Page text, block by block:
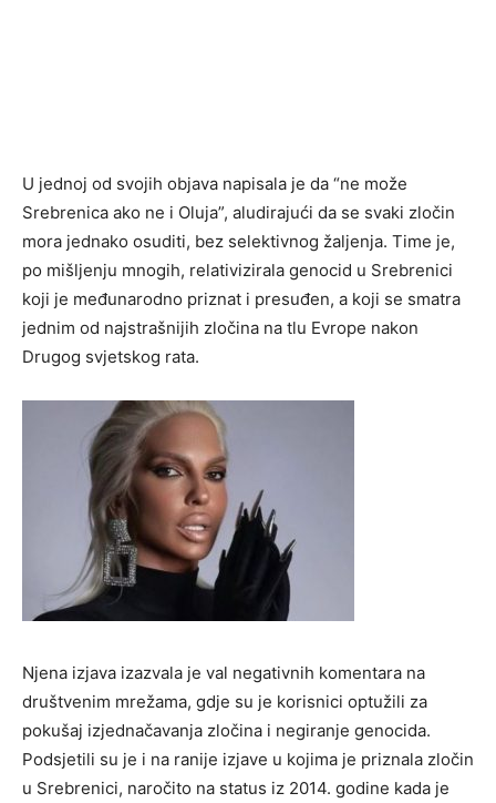
U jednoj od svojih objava napisala je da “ne može
Srebrenica ako ne i Oluja”, aludirajući da se svaki zločin
mora jednako osuditi, bez selektivnog žaljenja. Time je,
po mišljenju mnogih, relativizirala genocid u Srebrenici
koji je međunarodno priznat i presuđen, a koji se smatra
jednim od najstrašnijih zločina na tlu Evrope nakon
Drugog svjetskog rata.
Njena izjava izazvala je val negativnih komentara na
društvenim mrežama, gdje su je korisnici optužili za
pokušaj izjednačavanja zločina i negiranje genocida.
Podsjetili su je i na ranije izjave u kojima je priznala zločin
u Srebrenici, naročito na status iz 2014. godine kada je